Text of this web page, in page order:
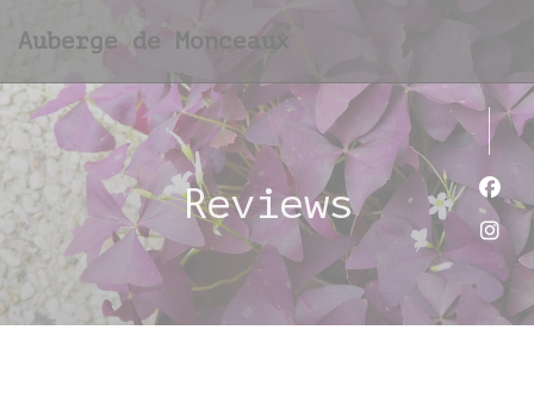
Auberge de Monceaux
Reviews